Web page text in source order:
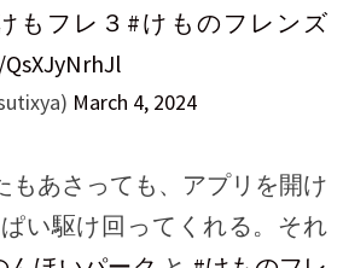
もフレ３ #けものフレンズ
March 4, 2024
もあさっても、アプリを開け
い駆け回ってくれる。それ